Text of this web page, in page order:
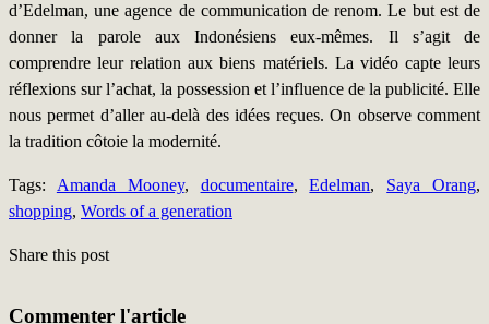
d’Edelman, une agence de communication de renom. Le but est de
donner la parole aux Indonésiens eux-mêmes. Il s’agit de
comprendre leur relation aux biens matériels. La vidéo capte leurs
réflexions sur l’achat, la possession et l’influence de la publicité. Elle
nous permet d’aller au-delà des idées reçues. On observe comment
la tradition côtoie la modernité.
Tags: Amanda Mooney, documentaire,Edelman, Saya Orang,
shopping, Words of a generation
Share this post
Commenter l'article